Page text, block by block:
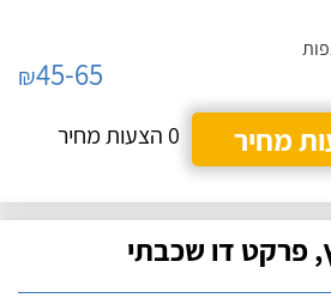
₪45-65
מחיר
0 הצעות מחיר
פרקט דו שכבתי